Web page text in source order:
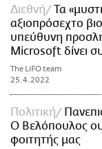
Διεθνή
Τα
αξιοπρόσεχτο
υπεύθυνη
Microsoft δίνει
The LiFO team
25.4.2022
Πολιτική
Ο Βελόπουλος
φοιτητής μας